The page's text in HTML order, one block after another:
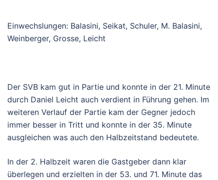
Einwechslungen: Balasini, Seikat, Schuler, M. Balasini,
Weinberger, Grosse, Leicht
Der SVB kam gut in Partie und konnte in der 21. Minute
durch Daniel Leicht auch verdient in Führung gehen. Im
weiteren Verlauf der Partie kam der Gegner jedoch
immer besser in Tritt und konnte in der 35. Minute
ausgleichen was auch den Halbzeitstand bedeutete.
In der 2. Halbzeit waren die Gastgeber dann klar
überlegen und erzielten in der 53. und 71. Minute das